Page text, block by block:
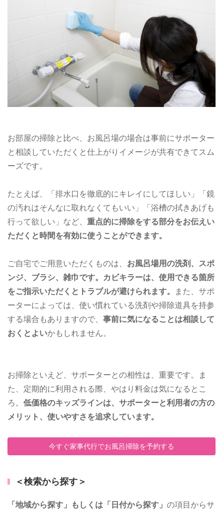
お部屋の掃除と比べ、お風呂場の場合は事前にサポーター
と相談していただくと仕上がりイメージが共有できてスム
ーズです。
たとえば、「排水口を徹底的にキレイにしてほしい」「鏡
の汚れはそんなに取れなくてもいい」「浴槽の拭きあげも
行って欲しい」など、 重点的に掃除をする部分をお伝えい
ただくと時間を有効に使うことができます。
ご自宅でご用意いただくものは、 お風呂場用の洗剤、スポ
ンジ、ブラシ、雑巾です。カビキラーは、使用できる箇所
をご指示いただくとトラブルが避けられます。 また、サポ
ーターによっては、使い慣れている洗剤や掃除道具を持参
する場合もありますので、 事前に気になることは相談して
おくとよいかもしれません。
お掃除といえど、サポーターとの相性は、重要です。ま
た、定期的に利用される際、やはり料金は気になるとこ
ろ。 低価格のキッズラインは、サポーターと利用者の方の
メリット、使いやすさを追求しています。
今すぐ家事代行でお風呂掃除を予約する
＜検索から探す＞
「地域から探す」もしくは「日付から探す」 の項目からサ